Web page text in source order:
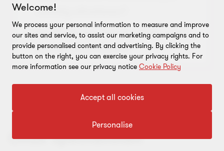
volledig aftrekbaar?
De WTTA: een wet die verder reikt
dan de uitzendsector
Onze specialisten
Welcome!
We process your personal information to measure and improve
our sites and service, to assist our marketing campaigns and to
provide personalised content and advertising. By clicking the
button on the right, you can exercise your privacy rights. For
more information see our privacy notice Cookie Policy
Accept all cookies
Personalise